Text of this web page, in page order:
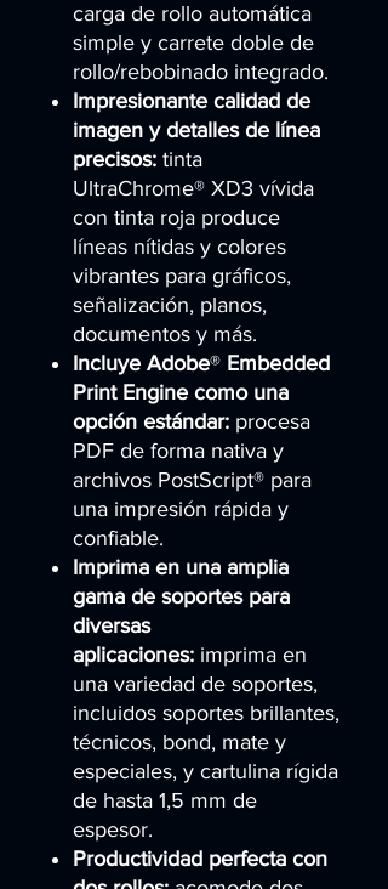
carga de rollo automática
simple y carrete doble de
rollo/rebobinado integrado.
Impresionante calidad de
imagen y detalles de línea
precisos: tinta
UltraChrome® XD3 vívida
con tinta roja produce
líneas nítidas y colores
vibrantes para gráficos,
señalización, planos,
documentos y más.
Incluye Adobe® Embedded
Print Engine como una
opción estándar: procesa
PDF de forma nativa y
archivos PostScript® para
una impresión rápida y
confiable.
Imprima en una amplia
gama de soportes para
diversas
aplicaciones: imprima en
una variedad de soportes,
incluidos soportes brillantes,
técnicos, bond, mate y
especiales, y cartulina rígida
de hasta 1,5 mm de
espesor.
Productividad perfecta con